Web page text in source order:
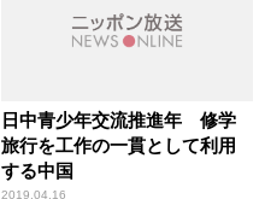
日中青少年交流推進年 修学
旅行を工作の一貫として利用
する中国
2019.04.16